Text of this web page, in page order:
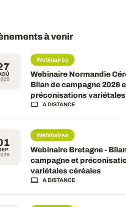
à venir
Webinaires
Webinaire Normandie
Bilan de campagne 2026
préconisations variétales
A DISTANCE
Webinaires
Webinaire Bretagne -
campagne et
variétales céréales
A DISTANCE